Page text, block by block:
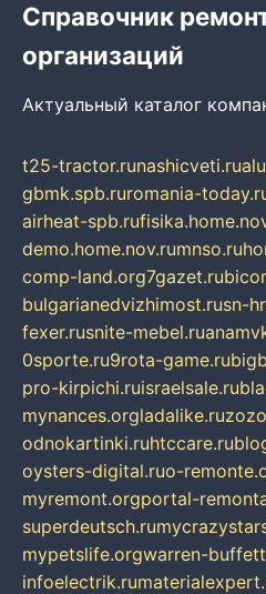
Справочник
организаций
Актуальный каталог
t25-tractor.runashicveti.ru
gbmk.spb.ruromania-
airheat-spb.ru
demo.home.nov.rumnso.ru
comp-land.org7gazet.ru
bulgarianedvizhimost.rusn-
fexer.rusnite-mebel.ru
0sporte.ru9rota-game.ru
pro-kirpichi.ruisraelsale.ru
mynances.orgladalike.ru
odnokartinki.ruhtccare.ru
oysters-digital.ruo-
myremont.orgportal-
superdeutsch.ru
mypetslife.orgwarren-
infoelectrik.ru